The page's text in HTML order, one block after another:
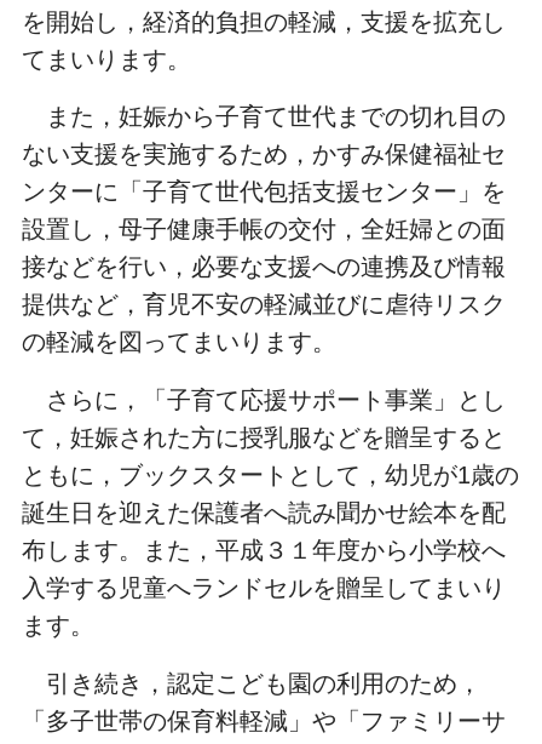
を開始し，経済的負担の軽減，支援を拡充し
てまいります。
また，妊娠から子育て世代までの切れ目の
ない支援を実施するため，かすみ保健福祉セ
ンターに「子育て世代包括支援センター」を
設置し，母子健康手帳の交付，全妊婦との面
接などを行い，必要な支援への連携及び情報
提供など，育児不安の軽減並びに虐待リスク
の軽減を図ってまいります。
さらに，「子育て応援サポート事業」とし
て，妊娠された方に授乳服などを贈呈すると
ともに，ブックスタートとして，幼児が1歳の
誕生日を迎えた保護者へ読み聞かせ絵本を配
布します。また，平成３１年度から小学校へ
入学する児童へランドセルを贈呈してまいり
ます。
引き続き，認定こども園の利用のため，
「多子世帯の保育料軽減」や「ファミリーサ